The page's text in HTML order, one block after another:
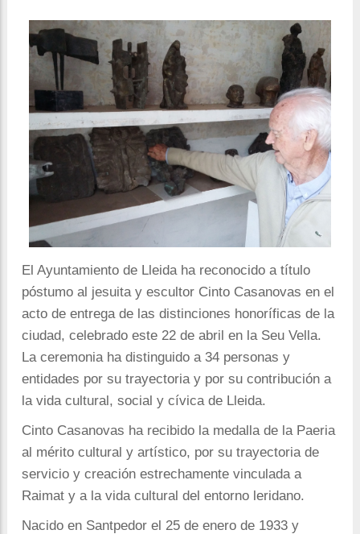
El Ayuntamiento de Lleida ha reconocido a título
póstumo al jesuita y escultor Cinto Casanovas en el
acto de entrega de las distinciones honoríficas de la
ciudad, celebrado este 22 de abril en la Seu Vella.
La ceremonia ha distinguido a 34 personas y
entidades por su trayectoria y por su contribución a
la vida cultural, social y cívica de Lleida.
Cinto Casanovas ha recibido la medalla de la Paeria
al mérito cultural y artístico, por su trayectoria de
servicio y creación estrechamente vinculada a
Raimat y a la vida cultural del entorno leridano.
Nacido en Santpedor el 25 de enero de 1933 y